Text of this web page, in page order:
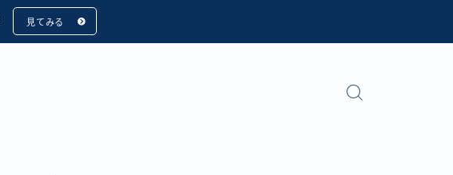
見てみる